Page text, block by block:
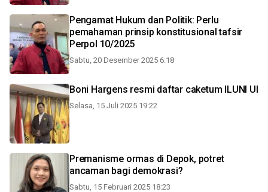
Pengamat Hukum dan Politik: Perlu
pemahaman prinsip konstitusional tafsir
Perpol 10/2025
Sabtu, 20 Desember 2025 6:18
Boni Hargens resmi daftar caketum ILUNI UI
Selasa, 15 Juli 2025 19:22
Premanisme ormas di Depok, potret
ancaman bagi demokrasi?
Sabtu, 15 Februari 2025 18:23